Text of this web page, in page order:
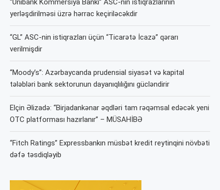
“Unibank Kommersiya Bankı” ASC-nin istiqrazlarının
yerləşdirilməsi üzrə hərrac keçiriləcəkdir
“GL” ASC-nin istiqrazları üçün “Ticarətə İcazə” qərarı
verilmişdir
“Moody’s”: Azərbaycanda prudensial siyasət və kapital
tələbləri bank sektorunun dayanıqlılığını gücləndirir
Elçin Əlizadə: “Birjadankənar əqdləri tam rəqəmsal edəcək yeni
OTC platforması hazırlanır” – MÜSAHİBƏ
“Fitch Ratings” Expressbankın müsbət kredit reytinqini növbəti
dəfə təsdiqləyib